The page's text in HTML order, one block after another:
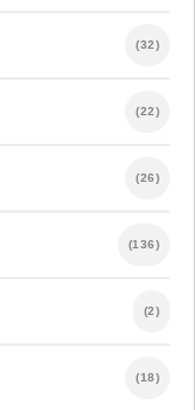
(32)
(22)
(26)
(136)
(2)
(18)